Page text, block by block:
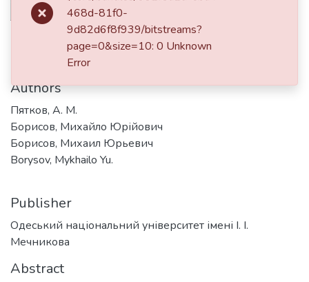
Authors
Пятков, А. М.
Борисов, Михайло Юрійович
Борисов, Михаил Юрьевич
Borysov, Mykhailo Yu.
Publisher
Одеський національний університет імені І. І.
Мечникова
Abstract
468d-81f0-
9d82d6f8f939/bitstreams?
page=0&size=10: 0 Unknown
Error